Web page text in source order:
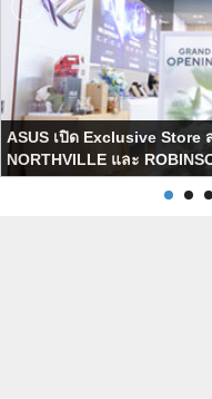
ASUS เปิด Exclusive Store
NORTHVILLE และ